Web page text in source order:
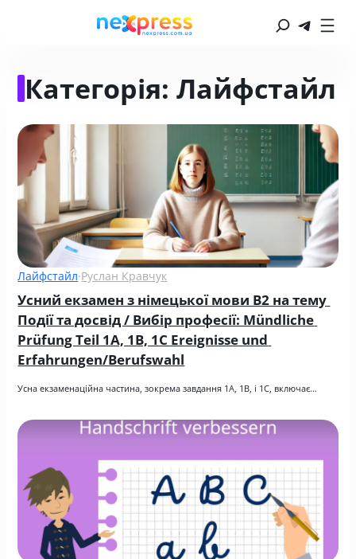
Категорія: Лайфстайл
Лайфстайл·Руслан Кравчук
Усний екзамен з німецької мови B2 на тему
Події та досвід / Вибір професії: Mündliche
Prüfung Teil 1A, 1B, 1C Ereignisse und
Erfahrungen/Berufswahl
Усна екзаменаційна частина, зокрема завдання 1A, 1B, і 1C, включає…